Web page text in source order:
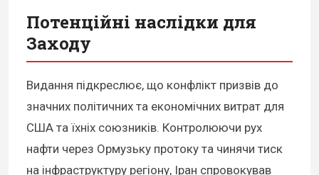
Потенційні наслідки для
Заходу
Видання підкреслює, що конфлікт призвів до
значних політичних та економічних витрат для
США та їхніх союзників. Контролюючи рух
нафти через Ормузьку протоку та чинячи тиск
на інфраструктуру регіону, Іран спровокував